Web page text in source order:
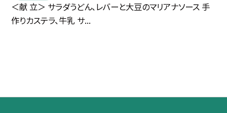
＜献 立＞ サラダうどん、レバーと大豆のマリアナソース 手
作りカステラ、牛乳 サ...